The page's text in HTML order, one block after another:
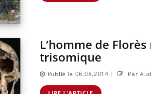
L’homme de
trisomique
Publié le 06.08.2014 | Par